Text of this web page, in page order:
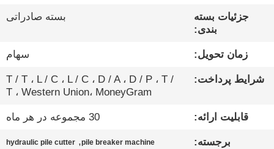
کیفیت
تماس
بگیرید
جزئیات بسته
بندی:
بسته صادراتی
زمان تحویل: سهام
شرایط پرداخت:
T / T ، L / C ، L / C ، D / A ، D / P ، T /
T ، Western Union، MoneyGram
قابلیت ارائه: 30 مجموعه در هر ماه
برجسته: pile breaker machine
,
hydraulic pile cutter